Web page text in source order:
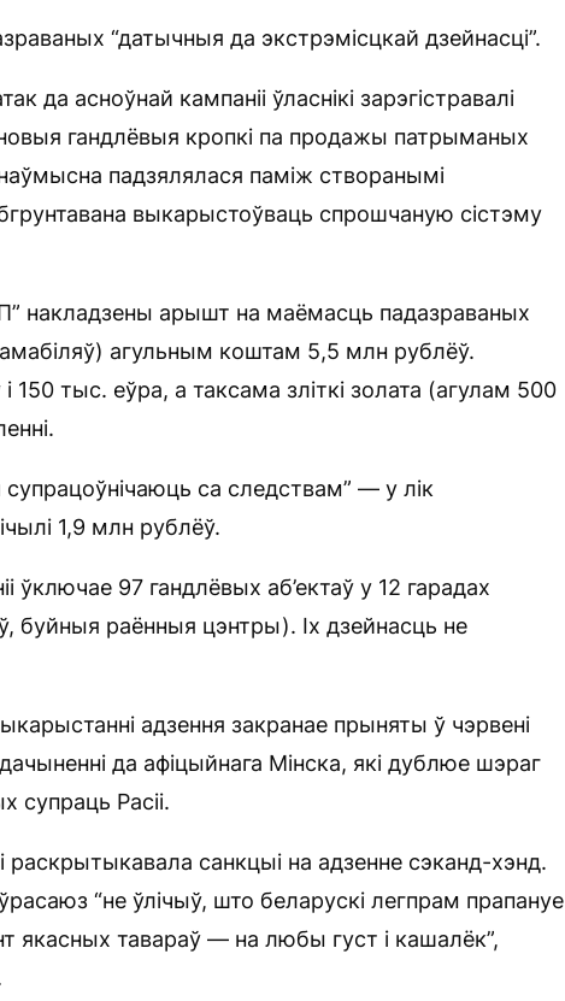
“датычныя да экстрэмісцкай дзейнасці”.
да асноўнай кампаніі ўласнікі зарэгістравалі
гандлёвыя кропкі па продажы патрыманых
падзялялася паміж створанымі
выкарыстоўваць спрошчаную сістэму
накладзены арышт на маёмасць падазраваных
агульным коштам 5,5 млн рублёў.
150 тыс. еўра, а таксама зліткі золата (агулам 500
са следствам” — у лік
1,9 млн рублёў.
ўключае 97 гандлёвых аб’ектаў у 12 гарадах
буйныя раённыя цэнтры). Іх дзейнасць не
адзення закранае прыняты ў чэрвені
да афіцыйнага Мінска, які дублюе шэраг
супраць Расіі.
санкцыі на адзенне сэканд-хэнд.
“не ўлічыў, што беларускі легпрам прапануе
тавараў — на любы густ і кашалёк”,